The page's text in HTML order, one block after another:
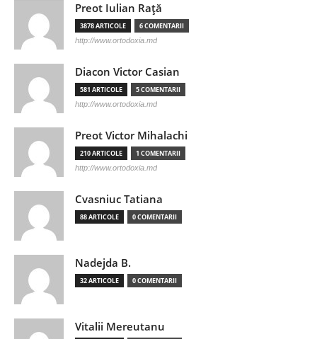
Preot Iulian Raţă
3878 ARTICOLE 6 COMENTARII
http://www.ortodoxia.md
Diacon Victor Casian
581 ARTICOLE 5 COMENTARII
http://www.ortodoxia.md
Preot Victor Mihalachi
210 ARTICOLE 1 COMENTARII
http://www.ortodoxia.md
Cvasniuc Tatiana
88 ARTICOLE 0 COMENTARII
Nadejda B.
32 ARTICOLE 0 COMENTARII
Vitalii Mereutanu